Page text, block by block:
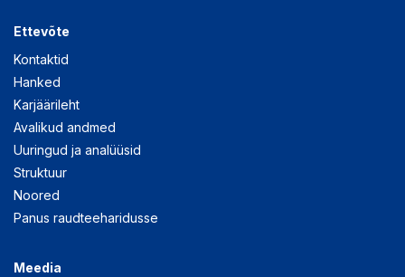
Ettevõte
Kontaktid
Hanked
Karjäärileht
Avalikud andmed
Uuringud ja analüüsid
Struktuur
Noored
Panus raudteeharidusse
Meedia